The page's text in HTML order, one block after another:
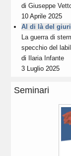
diGiuseppe
10 Aprile 2025
Al di là del
La guerra di
specchio del
di
Ilaria Infante
3 Luglio 2025
Seminari